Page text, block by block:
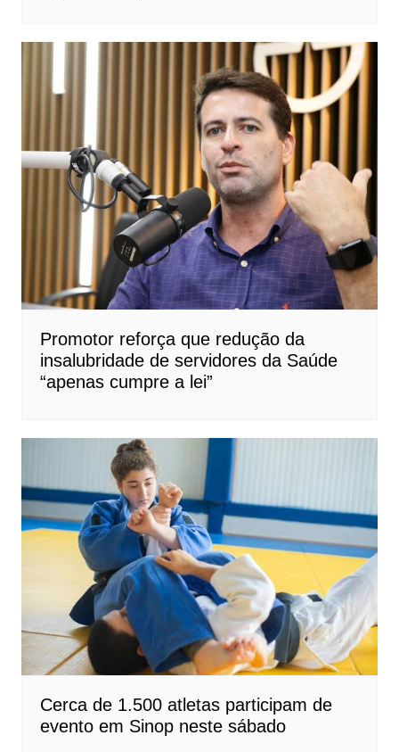
Promotor reforça que redução da
insalubridade de servidores da Saúde
“apenas cumpre a lei”
Cerca de 1.500 atletas participam de
evento em Sinop neste sábado